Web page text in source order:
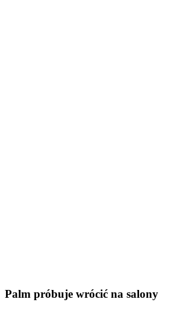
Palm próbuje wrócić na salony